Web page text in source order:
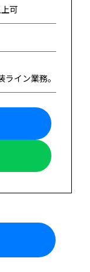
可
イン業務。